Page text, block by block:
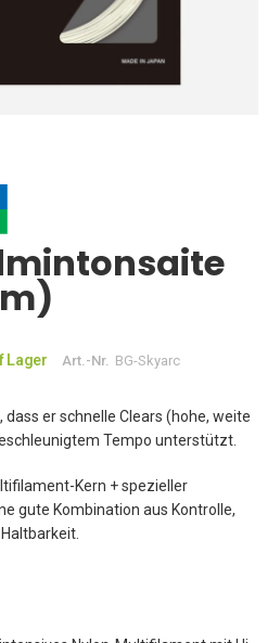
Lager Art.-Nr. BG-Skyarc
dass er schnelle Clears (hohe, weite
Tempo unterstützt.
Kern + spezieller
gute Kombination aus Kontrolle,